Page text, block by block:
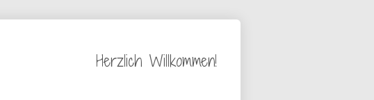
Herzlich Willkommen!